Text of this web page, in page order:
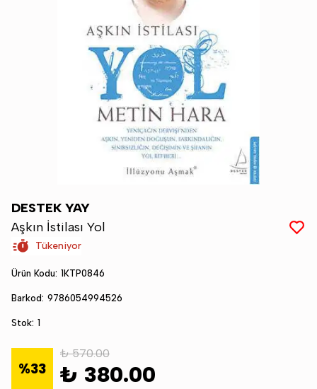
DESTEK YAY
Aşkın İstilası Yol
Tükeniyor
Ürün Kodu: 1KTP0846
Barkod: 9786054994526
Stok: 1
%33
₺ 570.00
₺ 380.00